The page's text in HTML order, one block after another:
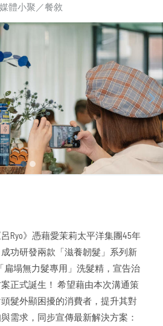
體小聚／餐敘
Ryo》憑藉愛茉莉太平洋集團45年
功研發兩款「滋養韌髮」系列新
扁塌無力髮專用」洗髮精，宣告治
正式誕生！ 希望藉由本次溝通策
髮外顯困擾的消費者，提升其對
需求，同步宣傳最新解決方案：